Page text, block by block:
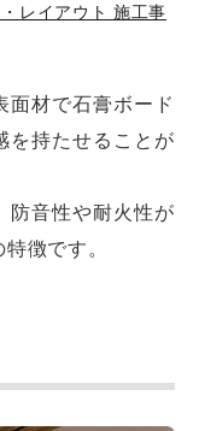
レイアウト 施工事
面材で石膏ボード
を持たせることが
防音性や耐火性が
徴です。